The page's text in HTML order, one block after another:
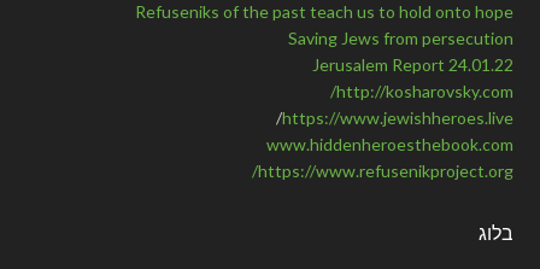
Refuseniks of the past teach us to hold onto hope
Saving Jews from persecution
Jerusalem Report 24.01.22
http://kosharovsky.com/
https://www.jewishheroes.live
/
www.hiddenheroesthebook.com
https://www.refusenikproject.org/
בלוג